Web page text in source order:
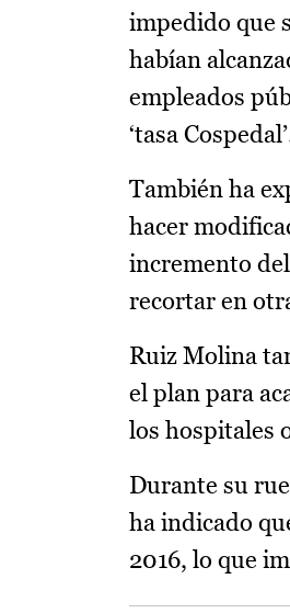
impedido que
habían
empleados
‘tasa
También ha
hacer
incremento
recortar en
Ruiz Molina
el plan para
los hospitales
Durante su
ha indicado
2016, lo que